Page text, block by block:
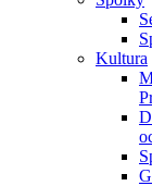
Kultura